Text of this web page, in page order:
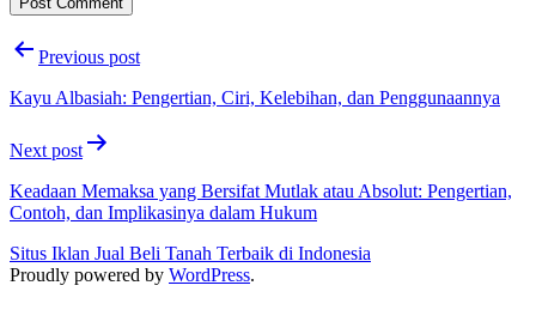
PostPrevious post
Kayu Albasiah: Pengertian, Ciri, Kelebihan, dan Penggunaannya
Next post
Keadaan Memaksa yang Bersifat Mutlak atau Absolut: Pengertian,
Contoh, dan Implikasinya dalam Hukum
Situs Iklan Jual Beli Tanah Terbaik di Indonesia
Proudly powered by WordPress.